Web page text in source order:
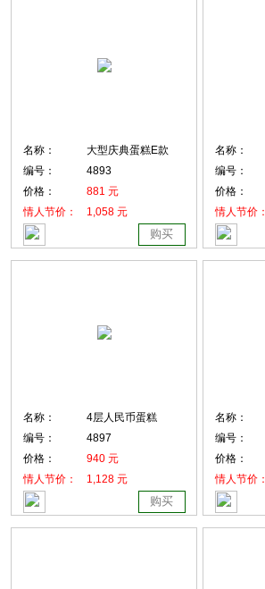
名称：
大型庆典蛋糕E款
编号：
4893
价格：
881 元
情人节价：
1,058 元
购买
名称：
编号：
价格：
情人节价：
名称：
4层人民币蛋糕
编号：
4897
价格：
940 元
情人节价：
1,128 元
购买
名称：
编号：
价格：
情人节价：